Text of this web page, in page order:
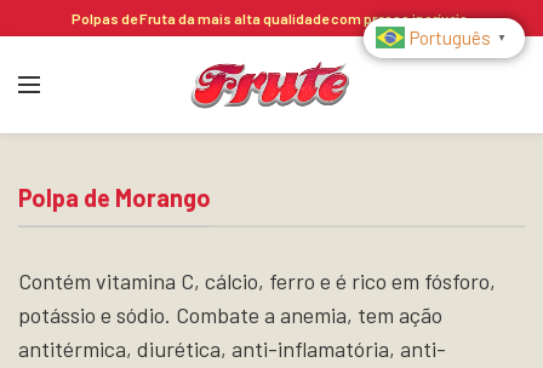
Polpas de Fruta da mais alta qualidade com preços incríveis.
Polpa de Morango
Contém vitamina C, cálcio, ferro e é rico em fósforo,
potássio e sódio. Combate a anemia, tem ação
antitérmica, diurética, anti-inflamatória, anti-
Português ▼